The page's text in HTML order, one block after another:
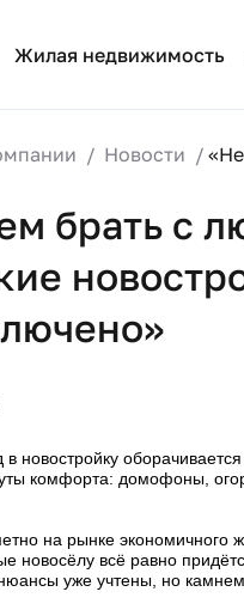
Жилая недвижимость
Новости
брать с
в новостройку
комфорта: домофоны,
на рынке экономичного
новосёлу всё равно
уже учтены, но